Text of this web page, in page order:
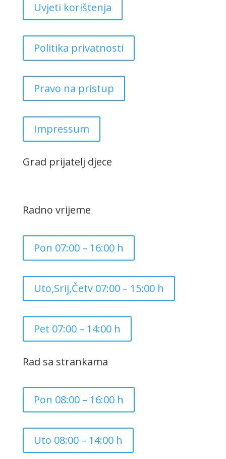
Uvjeti korištenja
Politika privatnosti
Pravo na pristup
Impressum
Grad prijatelj djece
Radno vrijeme
Pon 07:00 – 16:00 h
Uto,Srij,Četv 07:00 – 15:00 h
Pet 07:00 – 14:00 h
Rad sa strankama
Pon 08:00 – 16:00 h
Uto 08:00 – 14:00 h